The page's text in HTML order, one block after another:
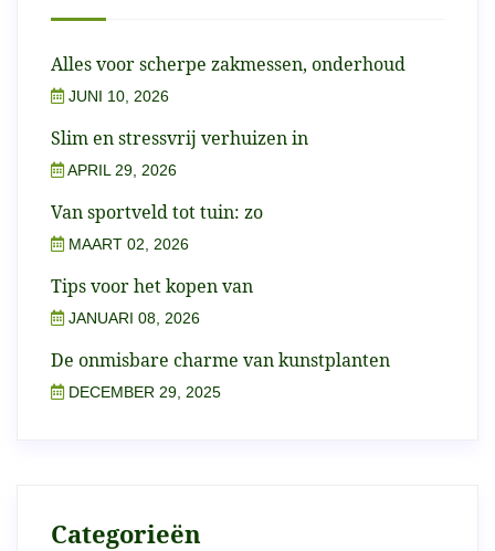
Alles voor scherpe zakmessen, onderhoud
JUNI 10, 2026
Slim en stressvrij verhuizen in
APRIL 29, 2026
Van sportveld tot tuin: zo
MAART 02, 2026
Tips voor het kopen van
JANUARI 08, 2026
De onmisbare charme van kunstplanten
DECEMBER 29, 2025
Categorieën